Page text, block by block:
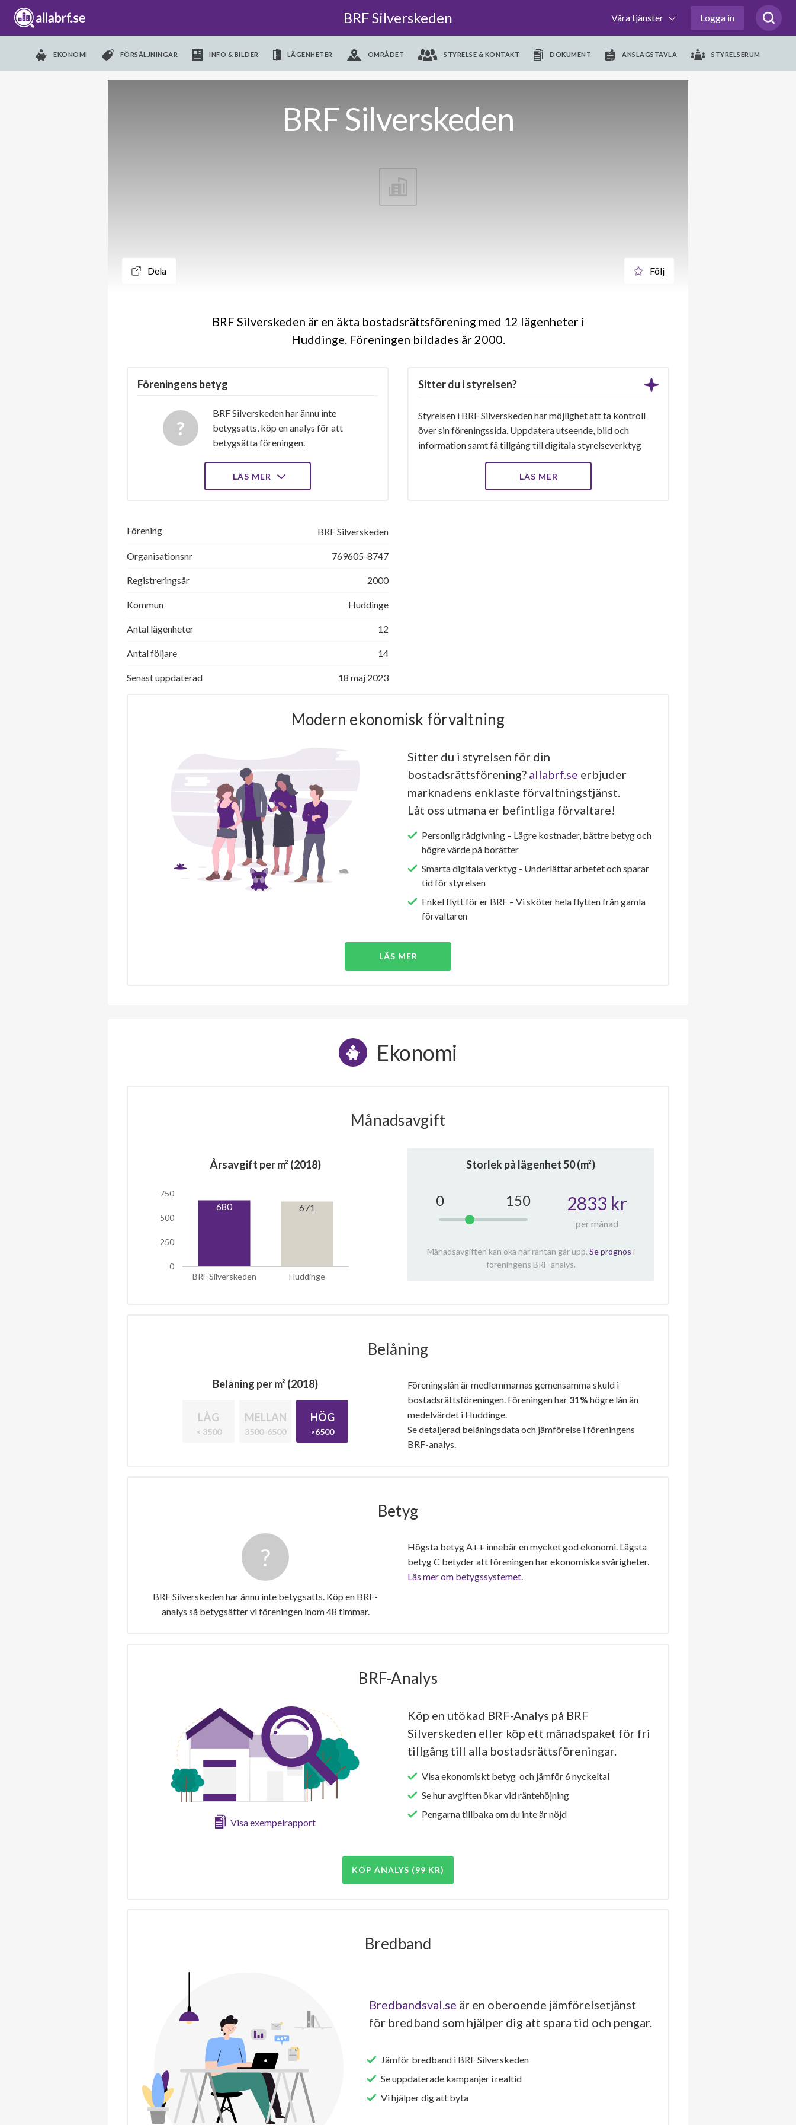
BRF Silverskeden Våra tjänster Logga in
EKONOMI FÖRSÄLJNINGAR INFO & BILDER LÄGENHETER OMRÅDET STYRELSE & KONTAKT DOKUMENT ANSLAGSTAVLA STYRELSERUM
BRF Silverskeden
Dela Följ
BRF Silverskeden är en äkta bostadsrättsförening med 12 lägenheter i
Huddinge. Föreningen bildades år 2000
Föreningens betyg
BRF Silverskeden har ännu inte
betygsatts, köp en analys för att
betygsätta föreningen.
LÄS MER
Sitter du i styrelsen?
Styrelsen i BRF Silverskeden har möjlighet att ta kontroll
över sin föreningssida. Uppdatera utseende, bild och
information samt få tillgång till digitala styrelseverktyg
LÄS MER
Förening BRF Silverskeden
Organisationsnr 769605-8747
Registreringsår 2000
Kommun Huddinge
Antal lägenheter 12
Antal följare 14
Senast uppdaterad 18 maj 2023
Modern ekonomisk förvaltning
Sitter du i styrelsen för din
bostadsrättsförening? allabrf.se erbjuder
marknadens enklaste förvaltningstjänst.
Låt oss utmana er befintliga förvaltare!
Personlig rådgivning – Lägre kostnader, bättre betyg och
högre värde på borätter
Smarta digitala verktyg - Underlättar arbetet och sparar
tid för styrelsen
Enkel flytt för er BRF – Vi sköter hela flytten från gamla
förvaltaren
LÄS MER
Ekonomi
Månadsavgift
Årsavgift per m² (2018)
BRF Silverskeden Huddinge
0
250
500
750
680 671
Storlek på lägenhet50(m²)
0 150 2833 kr
per månad
Månadsavgiften kan öka när räntan går upp. Se prognos i
föreningens BRF-analys.
Belåning
Belåning per m² (2018)
LÅG
< 3500
MELLAN
3500-6500
HÖG
>6500
Föreningslån är medlemmarnas gemensamma skuld i
bostadsrättsföreningen. Föreningen har 31% högre lån än
medelvärdet i Huddinge.
Se detaljerad belåningsdata och jämförelse i föreningens
BRF-analys.
Betyg
BRF Silverskeden har ännu inte betygsatts. Köp en BRF-
analys så betygsätter vi föreningen inom 48 timmar.
Högsta betyg A++ innebär en mycket god ekonomi. Lägsta
betyg C betyder att föreningen har ekonomiska svårigheter.
Läs mer om betygssystemet.
BRF-Analys
Visa exempelrapport
Köp en utökad BRF-Analys på BRF
Silverskeden eller köp ett månadspaket för fri
tillgång till alla bostadsrättsföreningar.
Visa ekonomiskt betyg och jämför 6 nyckeltal
Se hur avgiften ökar vid räntehöjning
Pengarna tillbaka om du inte är nöjd
KÖP ANALYS (99 KR)
Bredband
Bredbandsval.se är en oberoende jämförelsetjänst
för bredband som hjälper dig att spara tid och pengar.
Jämför bredband i BRF Silverskeden
Se uppdaterade kampanjer i realtid
Vi hjälper dig att byta